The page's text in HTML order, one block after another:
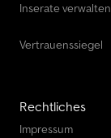
Inserate verwalten
Vertrauenssiegel
Rechtliches
Impressum